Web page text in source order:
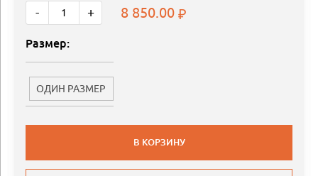
- + 8 850.00
Размер:
ОДИН РАЗМЕР
В КОРЗИНУ